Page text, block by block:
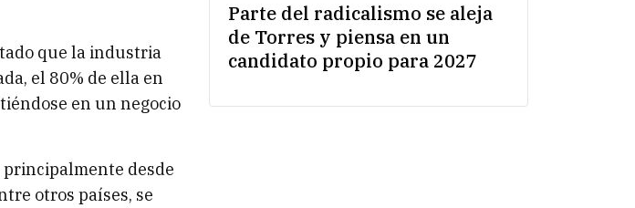
que la industria
el 80% de ella en
en un negocio
desde
otros países, se
Parte del radicalismo se aleja
de Torres y piensa en un
candidato propio para 2027